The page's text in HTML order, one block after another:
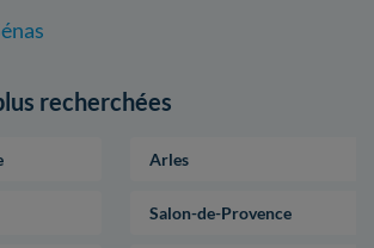
recherchées
Arles
Salon-de-Provence